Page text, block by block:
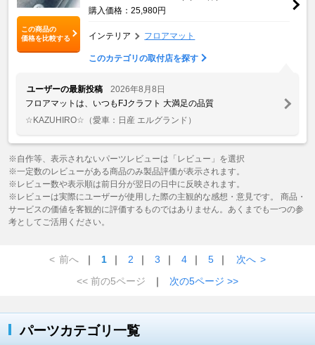
この商品の
価格を比較する
購入価格：25,980円
インテリア フロアマット
このカテゴリの取付店を探す
ユーザーの最新投稿
2026年8月8日
フロアマットは、いつもFJクラフト 大満足の品質
☆KAZUHIRO☆ （愛車：日産 エルグランド）
※自作等、表示されないパーツレビューは「レビュー」を選択
※一定数のレビューがある商品のみ製品評価が表示されます。
※レビュー数や表示順は前日分が翌日の日中に反映されます。
※レビューは実際にユーザーが使用した際の主観的な感想・意見です。 商品・
サービスの価値を客観的に評価するものではありません。あくまでも一つの参
考としてご活用ください。
< 前へ ｜ 1 ｜ 2 ｜ 3 ｜ 4 ｜ 5 ｜ 次へ >
<< 前の5ページ
｜ 次の5ページ >>
パーツカテゴリ一覧